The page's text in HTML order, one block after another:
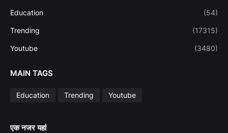
Education (54)
Trending (17315)
Youtube (3480)
MAIN TAGS
Education Trending Youtube
एक नजर यहां